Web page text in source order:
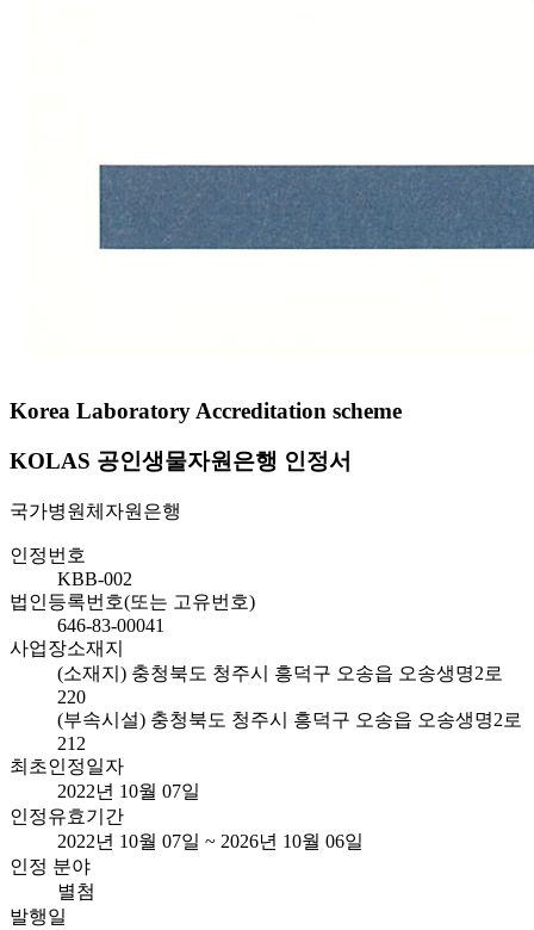
Korea Laboratory Accreditation scheme
KOLAS 공인생물자원은행 인정서
국가병원체자원은행
인정번호
KBB-002
법인등록번호(또는 고유번호)
646-83-00041
사업장소재지
(소재지) 충청북도 청주시 흥덕구 오송읍 오송생명2로
220
(부속시설) 충청북도 청주시 흥덕구 오송읍 오송생명2로
212
최초인정일자
2022년 10월 07일
인정유효기간
2022년 10월 07일 ~ 2026년 10월 06일
인정 분야
별첨
발행일